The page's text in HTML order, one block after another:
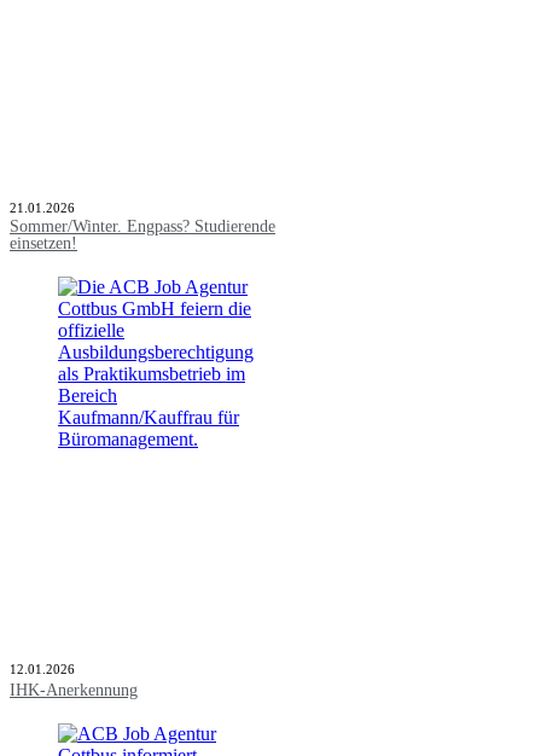
21.01.2026
Sommer/Winter. Engpass? Studierende
einsetzen!
12.01.2026
IHK-Anerkennung